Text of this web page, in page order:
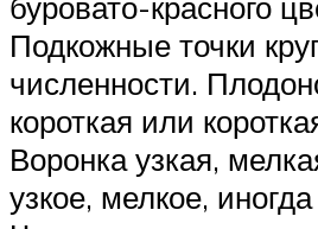
Подкожные точки
численности.
короткая или
Воронка узкая,
узкое, мелкое,